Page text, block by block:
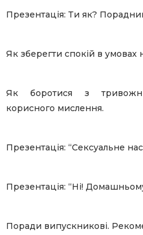
Презентація: Ти як?
Як зберегти спокій в умовах
Як боротися з
корисного мислення.
Презентація: “Сексуальне
Презентація: “Ні!
Поради випускникові.